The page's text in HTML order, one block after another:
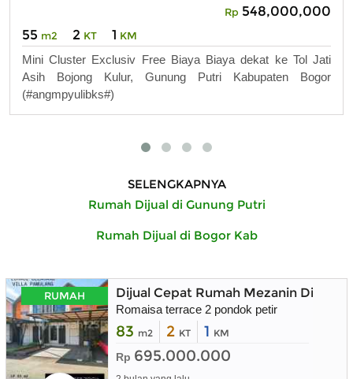
Rp 548,000,000
55 m2 2 KT 1 KM
Mini Cluster Exclusiv Free Biaya Biaya dekat ke Tol Jati
Asih Bojong Kulur, Gunung Putri Kabupaten Bogor
(#angmpyulibks#)
SELENGKAPNYA
Rumah Dijual di Gunung Putri
Rumah Dijual di Bogor Kab
RUMAH Dijual Cepat Rumah Mezanin
Romaisa terrace 2 pondok petir
83 m2 2 KT 1 KM
Rp 695.000.000